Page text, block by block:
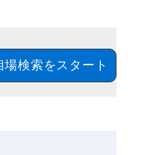
場検索をスタート